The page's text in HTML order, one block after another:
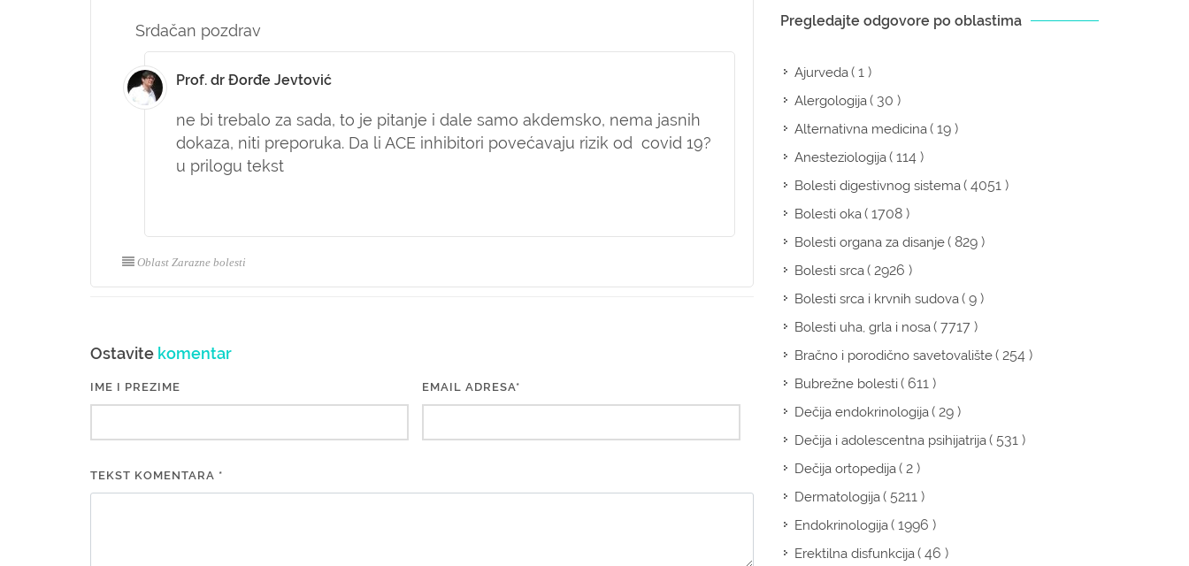
Srdačan pozdrav
Prof. dr Đorđe Jevtović
ne bi trebalo za sada, to je pitanje i dale samo akdemsko, nema jasnih
dokaza, niti preporuka. Da li ACE inhibitori povećavaju rizik od covid 19?
u prilogu tekst
Oblast Zarazne bolesti
Ostavite komentar
IME I PREZIME EMAIL ADRESA*
TEKST KOMENTARA *
Pregledajte odgovore po oblastima
Ajurveda( 1 )
Alergologija( 30 )
Alternativna medicina( 19 )
Anesteziologija( 114 )
Bolesti digestivnog sistema( 4051 )
Bolesti oka( 1708 )
Bolesti organa za disanje( 829 )
Bolesti srca( 2926 )
Bolesti srca i krvnih sudova( 9 )
Bolesti uha, grla i nosa( 7717 )
Bračno i porodično savetovalište( 254 )
Bubrežne bolesti( 611 )
Dečija endokrinologija( 29 )
Dečija i adolescentna psihijatrija( 531 )
Dečija ortopedija( 2 )
Dermatologija( 5211 )
Endokrinologija( 1996 )
Erektilna disfunkcija( 46 )